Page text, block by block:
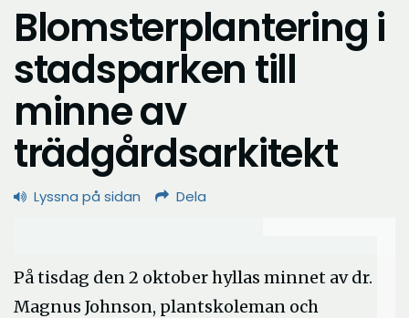
Blomsterplantering i
stadsparken till
minne av
trädgårdsarkitekt
Lyssna på sidan Dela
På tisdag den 2 oktober hyllas minnet av dr.
Magnus Johnson, plantskoleman och